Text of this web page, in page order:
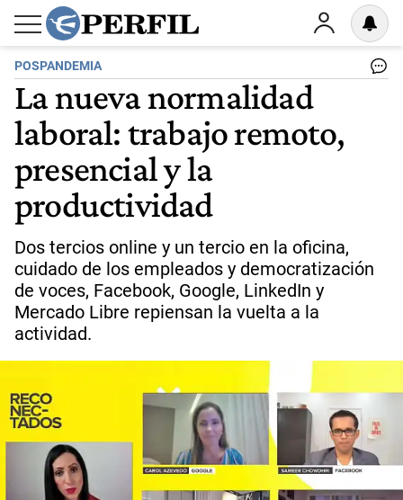
POSPANDEMIA
La nueva normalidad
laboral: trabajo remoto,
presencial y la
productividad
Dos tercios online y un tercio en la oficina,
cuidado de los empleados y democratización
de voces, Facebook, Google, LinkedIn y
Mercado Libre repiensan la vuelta a la
actividad.